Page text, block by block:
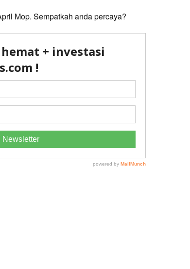
Mop. Sempatkah anda percaya?